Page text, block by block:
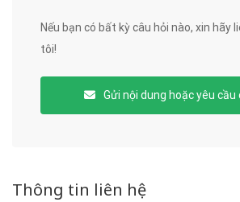
Nếu bạn có bất kỳ câu hỏi nào, xin hãy
tôi!
Gửi nội dung hoặc yêu cầu
Thông tin liên hệ